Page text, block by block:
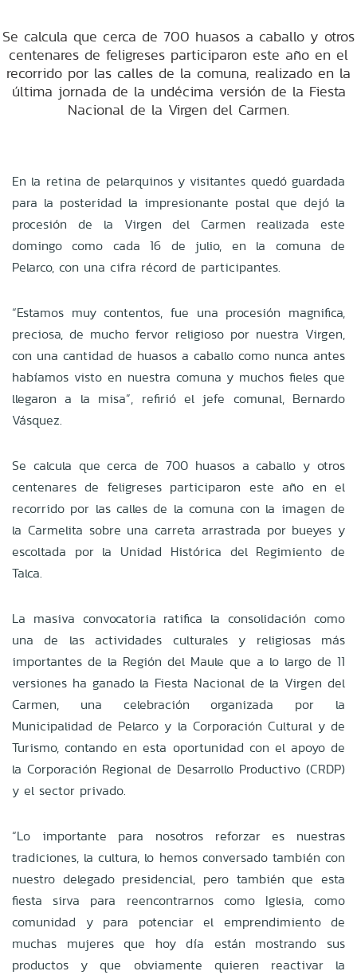
Se calcula que cerca de 700 huasos a caballo y otros
centenares de feligreses participaron este año en el
recorrido por las calles de la comuna, realizado en la
última jornada de la undécima versión de la Fiesta
Nacional de la Virgen del Carmen.
En la retina de pelarquinos y visitantes quedó guardada
para la posteridad la impresionante postal que dejó la
procesión de la Virgen del Carmen realizada este
domingo como cada 16 de julio, en la comuna de
Pelarco, con una cifra récord de participantes.
“Estamos muy contentos, fue una procesión magnifica,
preciosa, de mucho fervor religioso por nuestra Virgen,
con una cantidad de huasos a caballo como nunca antes
habíamos visto en nuestra comuna y muchos fieles que
llegaron a la misa”, refirió el jefe comunal, Bernardo
Vásquez.
Se calcula que cerca de 700 huasos a caballo y otros
centenares de feligreses participaron este año en el
recorrido por las calles de la comuna con la imagen de
la Carmelita sobre una carreta arrastrada por bueyes y
escoltada por la Unidad Histórica del Regimiento de
Talca.
La masiva convocatoria ratifica la consolidación como
una de las actividades culturales y religiosas más
importantes de la Región del Maule que a lo largo de 11
versiones ha ganado la Fiesta Nacional de la Virgen del
Carmen, una celebración organizada por la
Municipalidad de Pelarco y la Corporación Cultural y de
Turismo, contando en esta oportunidad con el apoyo de
la Corporación Regional de Desarrollo Productivo (CRDP)
y el sector privado.
“Lo importante para nosotros reforzar es nuestras
tradiciones, la cultura, lo hemos conversado también con
nuestro delegado presidencial, pero también que esta
fiesta sirva para reencontrarnos como Iglesia, como
comunidad y para potenciar el emprendimiento de
muchas mujeres que hoy día están mostrando sus
productos y que obviamente quieren reactivar la